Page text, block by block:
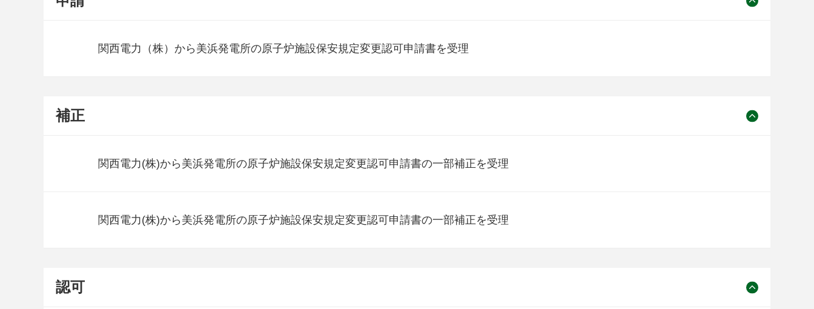
関西電力（株）から美浜発電所の原子炉施設保安規定変更認可申請書を受理
補正
関西電力(株)から美浜発電所の原子炉施設保安規定変更認可申請書の一部補正を受理
関西電力(株)から美浜発電所の原子炉施設保安規定変更認可申請書の一部補正を受理
認可